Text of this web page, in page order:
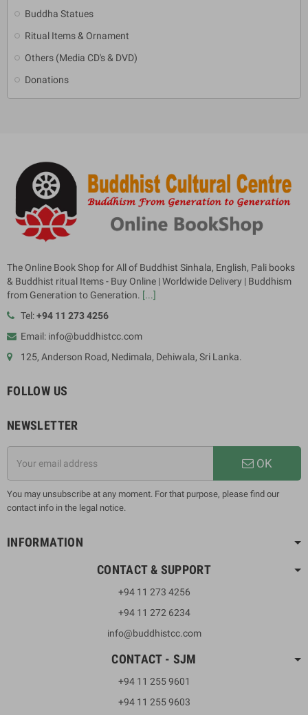
Buddha Statues
Ritual Items & Ornament
Others (Media CD's & DVD)
Donations
The Online Book Shop for All of Buddhist Sinhala, English, Pali books
& Buddhist ritual Items - Buy Online | Worldwide Delivery | Buddhism
from Generation to Generation. [...]
Tel:+94 11 273 4256
Email: info@buddhistcc.com
125, Anderson Road, Nedimala, Dehiwala, Sri Lanka.
FOLLOW US
NEWSLETTER
OK
You may unsubscribe at any moment. For that purpose, please find our
contact info in the legal notice.
INFORMATION
CONTACT & SUPPORT
+94 11 273 4256
+94 11 272 6234
info@buddhistcc.com
CONTACT - SJM
+94 11 255 9601
+94 11 255 9603